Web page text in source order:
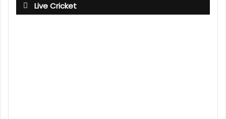
Live Cricket